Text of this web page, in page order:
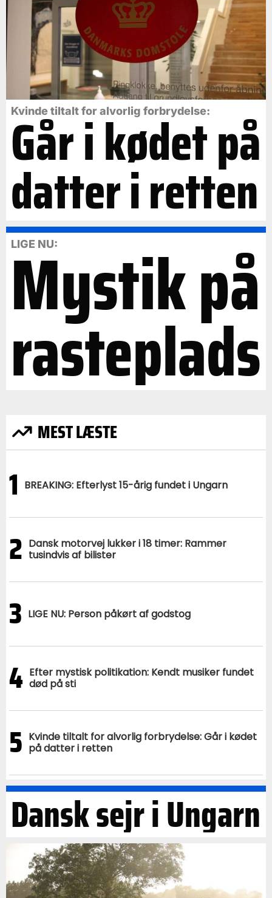
Kvinde tiltalt for alvorlig forbrydelse:
Går i kødet på
datter i retten
LIGE NU:
Mystik på
rasteplads
MEST LÆSTE
1 BREAKING: Efterlyst 15-årig fundet i Ungarn
2 Dansk motorvej lukker i 18 timer: Rammer
tusindvis af bilister
3 LIGE NU: Person påkørt af godstog
4 Efter mystisk politikation: Kendt musiker fundet
død på sti
5 Kvinde tiltalt for alvorlig forbrydelse: Går i kødet
på datter i retten
Dansk sejr i Ungarn